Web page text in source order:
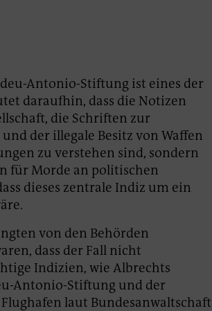
Antonio-Stiftung ist eines der
daraufhin, dass die Notizen
die Schriften zur
der illegale Besitz von Waffen
zu verstehen sind, sondern
für Morde an politischen
dieses zentrale Indiz um ein
von den Behörden
dass der Fall nicht
Indizien, wie Albrechts
Antonio-Stiftung und der
laut Bundesanwaltschaft